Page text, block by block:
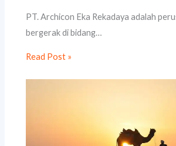
PT. Archicon Eka Rekadaya adalah
bergerak di bidang…
Read Post »